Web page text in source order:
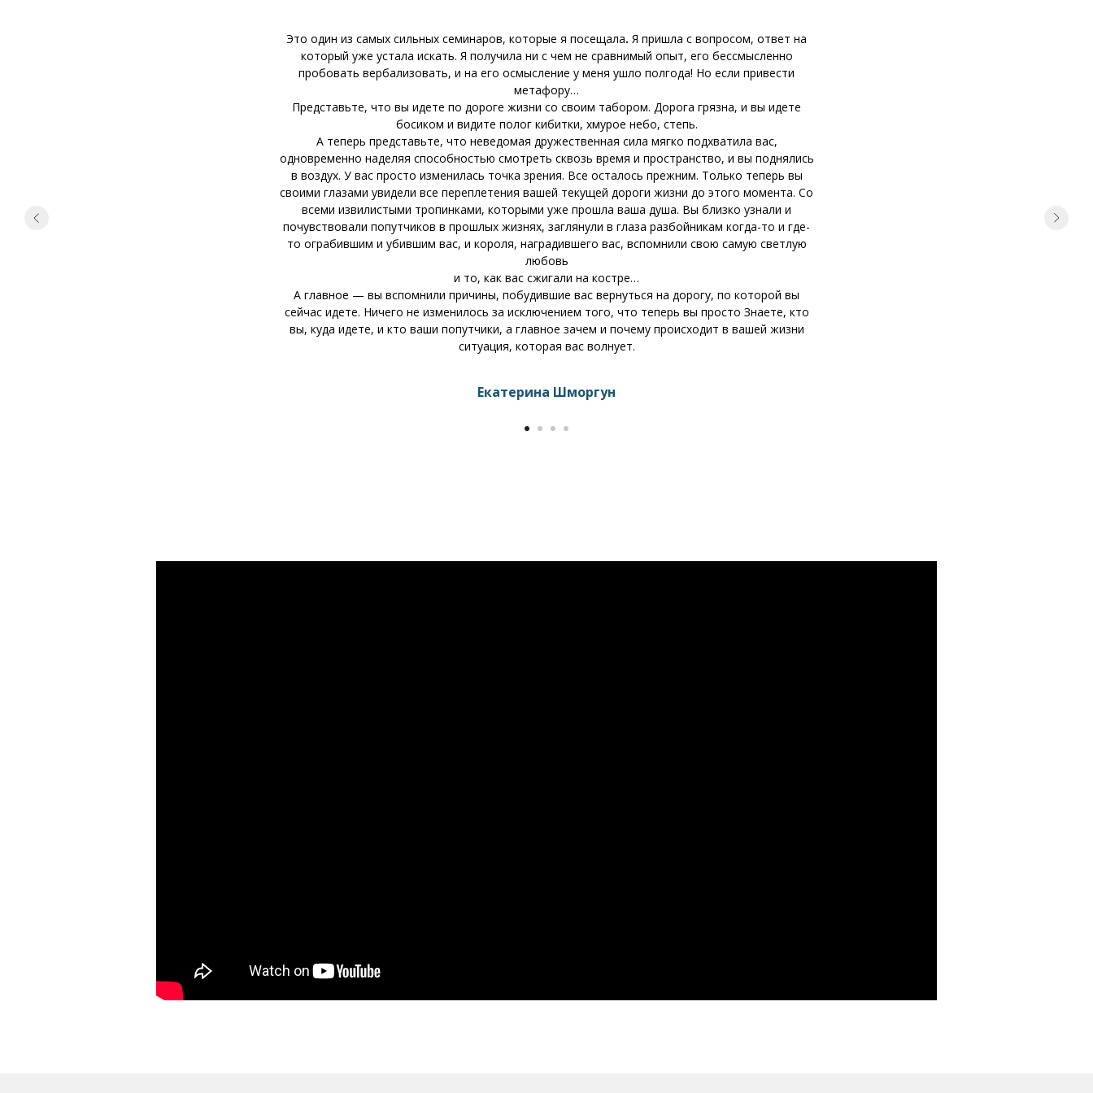
Это один из самых сильных семинаров, которые я посещала. Я пришла с вопросом, ответ на
который уже устала искать. Я получила ни с чем не сравнимый опыт, его бессмысленно
пробовать вербализовать, и на его осмысление у меня ушло полгода! Но если привести
метафору…
Представьте, что вы идете по дороге жизни со своим табором. Дорога грязна, и вы идете
босиком и видите полог кибитки, хмурое небо, степь.
А теперь представьте, что неведомая дружественная сила мягко подхватила вас,
одновременно наделяя способностью смотреть сквозь время и пространство, и вы поднялись
в воздух. У вас просто изменилась точка зрения. Все осталось прежним. Только теперь вы
своими глазами увидели все переплетения вашей текущей дороги жизни до этого момента. Со
всеми извилистыми тропинками, которыми уже прошла ваша душа. Вы близко узнали и
почувствовали попутчиков в прошлых жизнях, заглянули в глаза разбойникам когда-то и где-
то ограбившим и убившим вас, и короля, наградившего вас, вспомнили свою самую светлую
любовь
и то, как вас сжигали на костре…
А главное — вы вспомнили причины, побудившие вас вернуться на дорогу, по которой вы
сейчас идете. Ничего не изменилось за исключением того, что теперь вы просто Знаете, кто
вы, куда идете, и кто ваши попутчики, а главное зачем и почему происходит в вашей жизни
ситуация, которая вас волнует.
Екатерина Шморгун